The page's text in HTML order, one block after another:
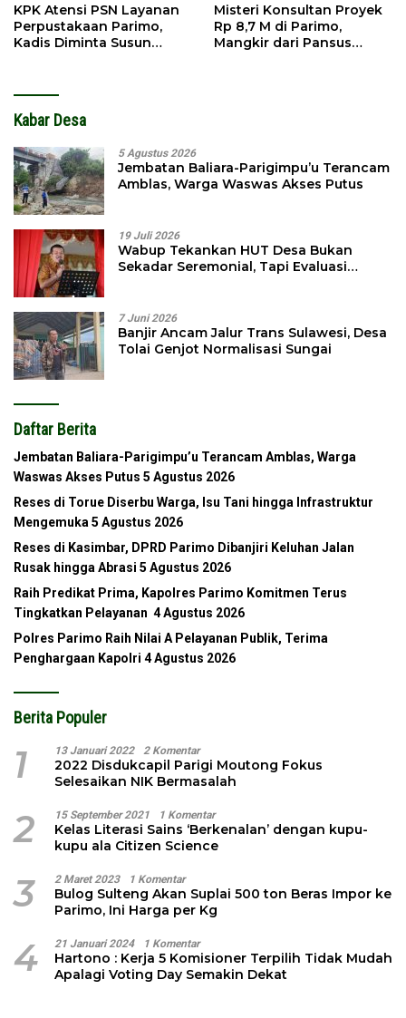
KPK Atensi PSN Layanan
Perpustakaan Parimo,
Kadis Diminta Susun
Misteri Konsultan Proyek
Rp 8,7 M di Parimo,
Mangkir dari Pansus
Kabar Desa
5 Agustus 2026
Jembatan Baliara-Parigimpu’u Terancam
Amblas, Warga Waswas Akses Putus
19 Juli 2026
Wabup Tekankan HUT Desa Bukan
Sekadar Seremonial, Tapi Evaluasi
7 Juni 2026
Banjir Ancam Jalur Trans Sulawesi, Desa
Tolai Genjot Normalisasi Sungai
Daftar Berita
Jembatan Baliara-Parigimpu’u Terancam Amblas, Warga
Waswas Akses Putus 5 Agustus 2026
Reses di Torue Diserbu Warga, Isu Tani hingga Infrastruktur
Mengemuka 5 Agustus 2026
Reses di Kasimbar, DPRD Parimo Dibanjiri Keluhan Jalan
Rusak hingga Abrasi 5 Agustus 2026
Raih Predikat Prima, Kapolres Parimo Komitmen Terus
Tingkatkan Pelayanan 4 Agustus 2026
Polres Parimo Raih Nilai A Pelayanan Publik, Terima
Penghargaan Kapolri 4 Agustus 2026
Berita Populer
1 13 Januari 2022 2 Komentar
2022 Disdukcapil Parigi Moutong Fokus
Selesaikan NIK Bermasalah
2 15 September 2021 1 Komentar
Kelas Literasi Sains ‘Berkenalan’ dengan kupu-
kupu ala Citizen Science
3 2 Maret 2023 1 Komentar
Bulog Sulteng Akan Suplai 500 ton Beras Impor ke
Parimo, Ini Harga per Kg
4 21 Januari 2024 1 Komentar
Hartono : Kerja 5 Komisioner Terpilih Tidak Mudah
Apalagi Voting Day Semakin Dekat